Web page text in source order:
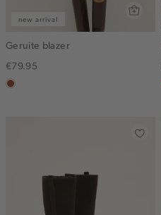
new arrival
Geruite blazer
€79.95
bruin